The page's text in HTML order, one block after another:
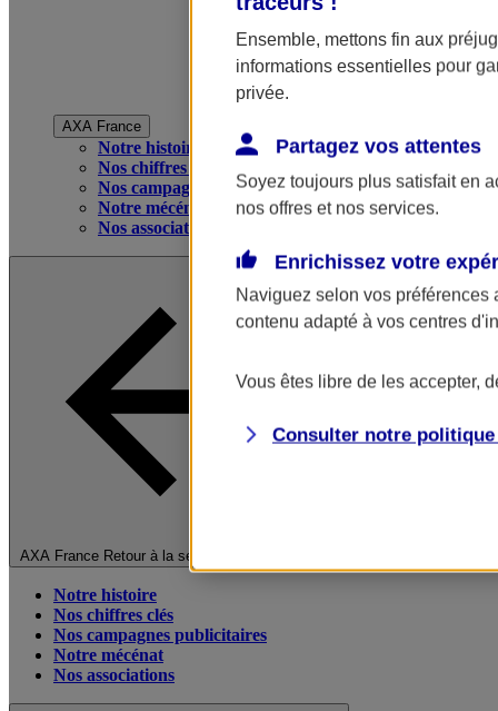
AXA France
Notre histoire
Nos chiffres clés
Nos campagnes publicitaires
Notre mécénat
Nos associations
AXA France Retour à la section précédente
Notre histoire
Nos chiffres clés
Nos campagnes publicitaires
Notre mécénat
Nos associations
Ensemble, mettons fin aux
informations essentielles pour
privée.
Partagez vos attentes
Soyez toujours plus satisfait en
nos offres et nos services.
Enrichissez votre
Naviguez selon vos préférences
contenu adapté à vos centres
Vous êtes libre de les accepter,
Consulter notre politique